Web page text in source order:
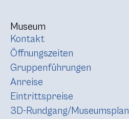
Museum
Kontakt
Öffnungszeiten
Gruppenführungen
Anreise
Eintrittspreise
3D-Rundgang/Museumsplan